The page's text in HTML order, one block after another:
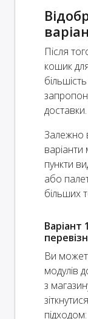
Після
кошик
доставки.
Залежно
пункти
або
більших
Варіант
Ви
модулів
з
підходом: